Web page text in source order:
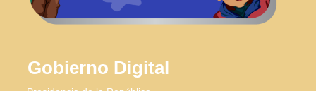
Gobierno Digital